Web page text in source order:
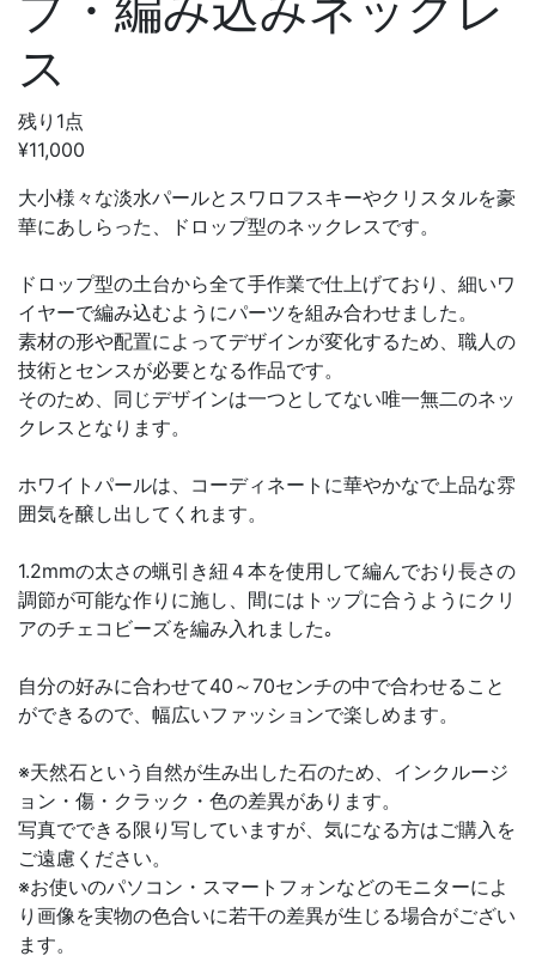
ス
残り1点
¥11,000
大小様々な淡水パールとスワロフスキーやクリスタルを豪
華にあしらった、ドロップ型のネックレスです。
ドロップ型の土台から全て手作業で仕上げており、細いワ
イヤーで編み込むようにパーツを組み合わせました。
素材の形や配置によってデザインが変化するため、職人の
技術とセンスが必要となる作品です。
そのため、同じデザインは一つとしてない唯一無二のネッ
クレスとなります。
ホワイトパールは、コーディネートに華やかなで上品な雰
囲気を醸し出してくれます。
1.2mmの太さの蝋引き紐４本を使用して編んでおり長さの
調節が可能な作りに施し、間にはトップに合うようにクリ
アのチェコビーズを編み入れました｡
自分の好みに合わせて40～70センチの中で合わせること
ができるので、幅広いファッションで楽しめます。
※天然石という自然が生み出した石のため、インクルージ
ョン・傷・クラック・色の差異があります。
写真でできる限り写していますが、気になる方はご購入を
ご遠慮ください。
※お使いのパソコン・スマートフォンなどのモニターによ
り画像を実物の色合いに若干の差異が生じる場合がござい
ます。